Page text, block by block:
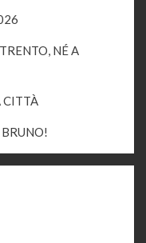
NÉ A
CITTÀ